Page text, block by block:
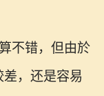
不错，但由於
，还是容易